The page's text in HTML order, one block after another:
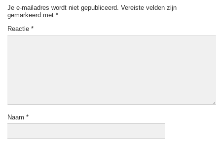
Je e-mailadres wordt niet gepubliceerd. Vereiste velden zijn
gemarkeerd met *
Reactie *
Naam *